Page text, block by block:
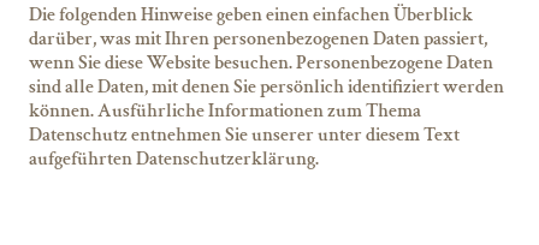
Die folgenden Hinweise geben einen einfachen Überblick
darüber, was mit Ihren personenbezogenen Daten passiert,
wenn Sie diese Website besuchen. Personenbezogene Daten
sind alle Daten, mit denen Sie persönlich identifiziert werden
können. Ausführliche Informationen zum Thema
Datenschutz entnehmen Sie unserer unter diesem Text
aufgeführten Datenschutzerklärung.